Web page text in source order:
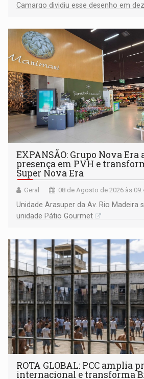
Camargo dividiu esse desenho em
EXPANSÃO: Grupo Nova
presença em PVH e
Super Nova Era
Geral 08 de Agosto de 2026 às
Unidade Arasuper da Av. Rio Madeira
unidade Pátio Gourmet
ROTA GLOBAL: PCC amplia
internacional e transforma